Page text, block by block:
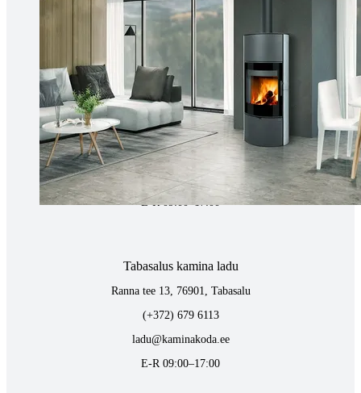
kaminakoda@kaminakoda.ee
Tartus kivi töötlemine
Tähe 127E, Tartu
(+372) 747 7107
vaino@raidkivi.ee
E-R 09:00–17:00
Tabasalus kamina ladu
Ranna tee 13, 76901, Tabasalu
(+372) 679 6113
ladu@kaminakoda.ee
E-R 09:00–17:00